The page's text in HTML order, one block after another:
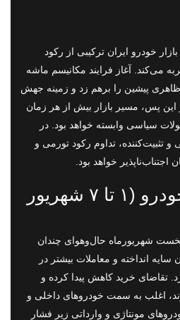
۸ تا ۱۵ شهریور ۱۴۰۴، بازار خودرو ایران ترکیبی از رکود
می‌کند. آغاز فرایند مکانیسم ماشه
پیشین را برهم زد و زمینه جهش
پس، مسیر بازار بیش از هر زمان
سیاسی وابسته خواهد بود. در
تداوم رکود تورمی و
خواهد بود.
پیش بینی بازار خودرو (۱ تا ۷ شهریور
شهریورماه حال‌و‌هوای چندان
انداخته و معاملات بیشتر در
خرید کاهش پیدا کرده و
اغلب به سمت خودروهای داخلی و
مونتاژی و وارداتی زیر فشار